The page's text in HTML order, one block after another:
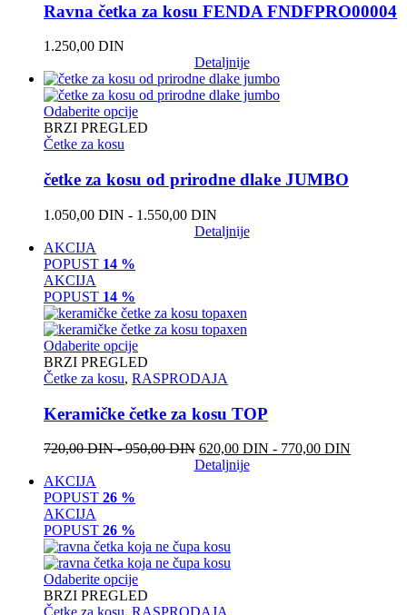
Ravna četka za kosu FENDA FNDFPRO00004
1.250,00 DIN
Detaljnije
Odaberite opcije
BRZI PREGLED
Četke za kosu
četke za kosu od prirodne dlake JUMBO
1.050,00 DIN - 1.550,00 DIN
Detaljnije
AKCIJA
POPUST 14 %
AKCIJA
POPUST 14 %
Odaberite opcije
BRZI PREGLED
Četke za kosu, RASPRODAJA
Keramičke četke za kosu TOP
720,00DIN-950,00DIN 620,00 DIN - 770,00 DIN
Detaljnije
AKCIJA
POPUST 26 %
AKCIJA
POPUST 26 %
Odaberite opcije
BRZI PREGLED